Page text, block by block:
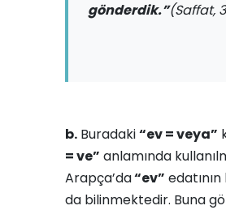
gönderdik.”(Saffat,
b. Buradaki“ev = veya”
= ve” anlamında
Arapça’da“ev”
da bilinmektedir. Buna